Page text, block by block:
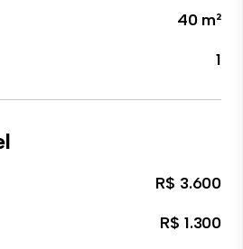
40 m²
1
R$ 3.600
R$ 1.300